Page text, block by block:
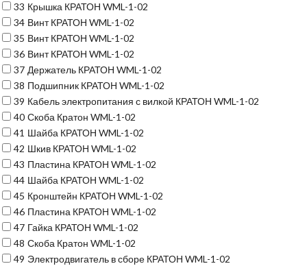
33 Крышка КРАТОН WML-1-02
34 Винт КРАТОН WML-1-02
35 Винт КРАТОН WML-1-02
36 Винт КРАТОН WML-1-02
37 Держатель КРАТОН WML-1-02
38 Подшипник КРАТОН WML-1-02
39 Кабель электропитания с вилкой КРАТОН WML-1-02
40 Скоба Кратон WML-1-02
41 Шайба КРАТОН WML-1-02
42 Шкив КРАТОН WML-1-02
43 Пластина КРАТОН WML-1-02
44 Шайба КРАТОН WML-1-02
45 Кронштейн КРАТОН WML-1-02
46 Пластина КРАТОН WML-1-02
47 Гайка КРАТОН WML-1-02
48 Скоба Кратон WML-1-02
49 Электродвигатель в сборе КРАТОН WML-1-02